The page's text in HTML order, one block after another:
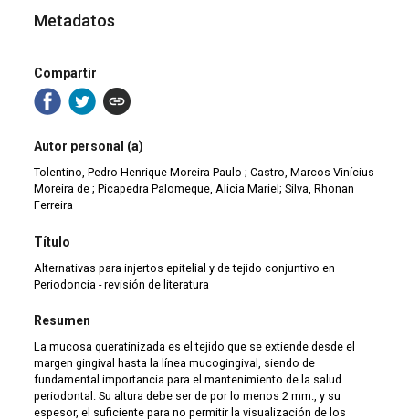
Metadatos
Compartir
Autor personal (a)
Tolentino, Pedro Henrique Moreira Paulo ; Castro, Marcos Vinícius
Moreira de ; Picapedra Palomeque, Alicia Mariel; Silva, Rhonan
Ferreira
Título
Alternativas para injertos epitelial y de tejido conjuntivo en
Periodoncia - revisión de literatura
Resumen
La mucosa queratinizada es el tejido que se extiende desde el
margen gingival hasta la línea mucogingival, siendo de
fundamental importancia para el mantenimiento de la salud
periodontal. Su altura debe ser de por lo menos 2 mm., y su
espesor, el suficiente para no permitir la visualización de los